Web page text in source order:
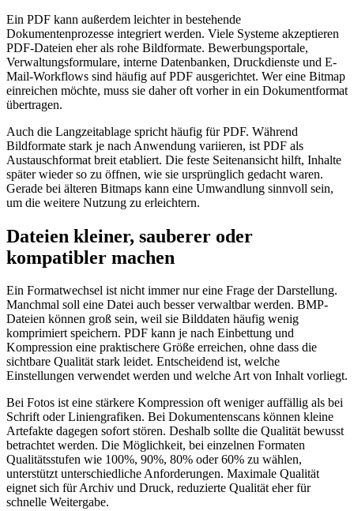
Ein PDF kann außerdem leichter in bestehende
Dokumentenprozesse integriert werden. Viele Systeme akzeptieren
PDF-Dateien eher als rohe Bildformate. Bewerbungsportale,
Verwaltungsformulare, interne Datenbanken, Druckdienste und E-
Mail-Workflows sind häufig auf PDF ausgerichtet. Wer eine Bitmap
einreichen möchte, muss sie daher oft vorher in ein Dokumentformat
übertragen.
Auch die Langzeitablage spricht häufig für PDF. Während
Bildformate stark je nach Anwendung variieren, ist PDF als
Austauschformat breit etabliert. Die feste Seitenansicht hilft, Inhalte
später wieder so zu öffnen, wie sie ursprünglich gedacht waren.
Gerade bei älteren Bitmaps kann eine Umwandlung sinnvoll sein,
um die weitere Nutzung zu erleichtern.
Dateien kleiner, sauberer oder
kompatibler machen
Ein Formatwechsel ist nicht immer nur eine Frage der Darstellung.
Manchmal soll eine Datei auch besser verwaltbar werden. BMP-
Dateien können groß sein, weil sie Bilddaten häufig wenig
komprimiert speichern. PDF kann je nach Einbettung und
Kompression eine praktischere Größe erreichen, ohne dass die
sichtbare Qualität stark leidet. Entscheidend ist, welche
Einstellungen verwendet werden und welche Art von Inhalt vorliegt.
Bei Fotos ist eine stärkere Kompression oft weniger auffällig als bei
Schrift oder Liniengrafiken. Bei Dokumentenscans können kleine
Artefakte dagegen sofort stören. Deshalb sollte die Qualität bewusst
betrachtet werden. Die Möglichkeit, bei einzelnen Formaten
Qualitätsstufen wie 100%, 90%, 80% oder 60% zu wählen,
unterstützt unterschiedliche Anforderungen. Maximale Qualität
eignet sich für Archiv und Druck, reduzierte Qualität eher für
schnelle Weitergabe.